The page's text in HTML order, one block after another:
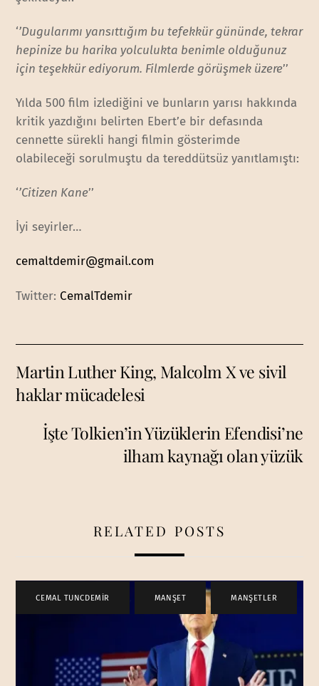
‘’Dugularımı yansıttığım bu tefekkür gününde, tekrar
hepinize bu harika yolculukta benimle olduğunuz
için teşekkür ediyorum. Filmlerde görüşmek üzere’’
Yılda 500 film izlediğini ve bunların yarısı hakkında
kritik yazdığını belirten Ebert’e bir defasında
cennette sürekli hangi filmin gösterimde
olabileceği sorulmuştu da tereddütsüz yanıtlamıştı:
‘’Citizen Kane’’
İyi seyirler…
cemaltdemir@gmail.com
Twitter: CemalTdemir
Martin Luther King, Malcolm X ve sivil
haklar mücadelesi
İşte Tolkien’in Yüzüklerin Efendisi’ne
ilham kaynağı olan yüzük
RELATED POSTS
CEMAL TUNCDEMİR MANŞET , MANŞETLER